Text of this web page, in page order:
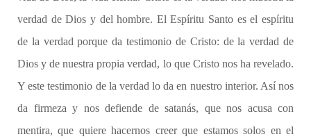
verdad de Dios y del hombre. El Espíritu Santo es el espíritu
de la verdad porque da testimonio de Cristo: de la verdad de
Dios y de nuestra propia verdad, lo que Cristo nos ha revelado.
Y este testimonio de la verdad lo da en nuestro interior. Así nos
da firmeza y nos defiende de satanás, que nos acusa con
mentira, que quiere hacernos creer que estamos solos en el